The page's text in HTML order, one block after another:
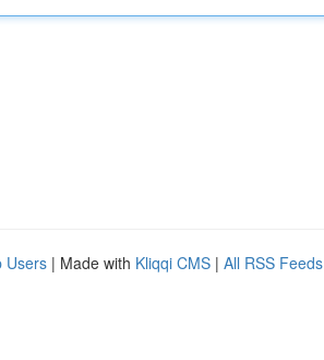
Users | Made with Kliqqi CMS | All RSS Feeds